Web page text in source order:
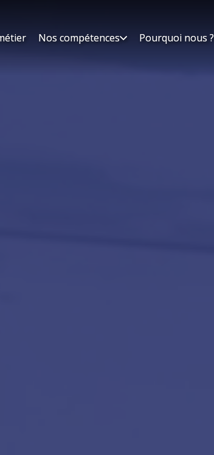
Nos compétences Pourquoi nous ?
Nos compétences Pourquoi nous ?